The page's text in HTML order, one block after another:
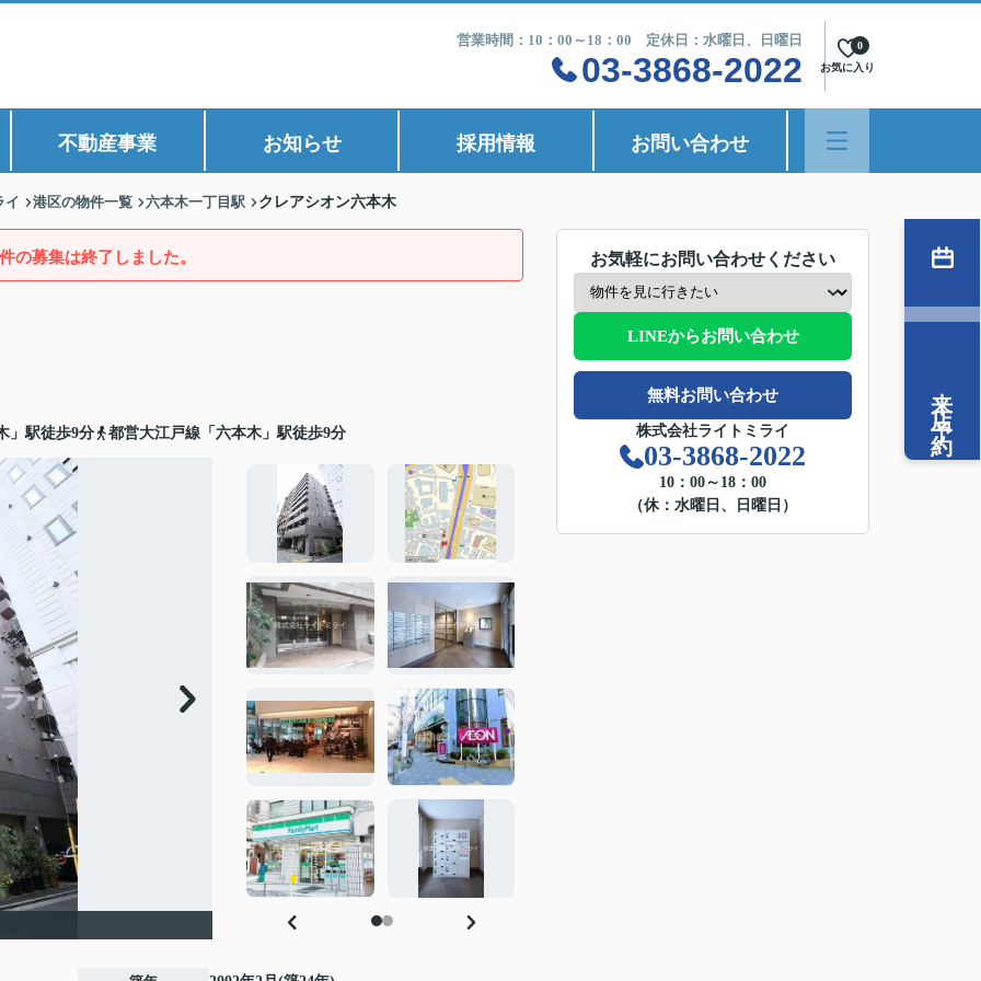
営業時間：10：00～18：00 定休日：水曜日、日曜日
03-3868-2022 お気に入り
0
不動産事業 お知らせ 採用情報 お問い合わせ
イ 港区の物件一覧 六本木一丁目駅 クレアシオン六本木
の募集は終了しました。
」駅徒歩9分 都営大江戸線「六本木」駅徒歩9分
お気軽にお問い合わせください
LINEからお問い合わせ
無料お問い合わせ
株式会社ライトミライ
03-3868-2022
10：00～18：00
（休：水曜日、日曜日）
来店予約